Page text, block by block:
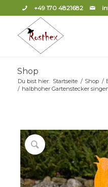
+49 170 4821682
Shop
Du bist hier: Startseite / Shop /
/ halbhoher Gartenstecker